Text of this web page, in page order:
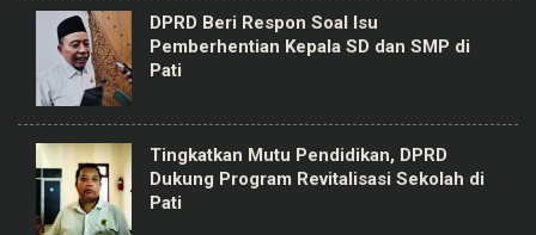
DPRD Beri Respon Soal Isu
Pemberhentian Kepala SD dan SMP di
Pati
Tingkatkan Mutu Pendidikan, DPRD
Dukung Program Revitalisasi Sekolah di
Pati